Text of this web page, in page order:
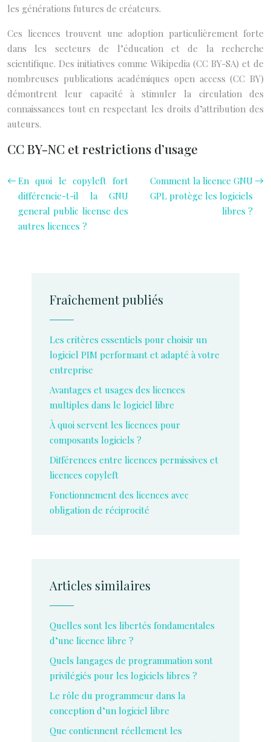
les générations futures de créateurs.
Ces licences trouvent une adoption particulièrement forte
dans les secteurs de l’éducation et de la recherche
scientifique. Des initiatives comme Wikipedia (CC BY-SA) et de
nombreuses publications académiques open access (CC BY)
démontrent leur capacité à stimuler la circulation des
connaissances tout en respectant les droits d’attribution des
auteurs.
CC BY-NC et restrictions d’usage
En quoi le copyleft fort
différencie-t-il la GNU
general public license des
autres licences ?
Comment la licence GNU
GPL protège les logiciels
libres ?
Fraîchement publiés
Les critères essentiels pour choisir un
logiciel PIM performant et adapté à votre
entreprise
Avantages et usages des licences
multiples dans le logiciel libre
À quoi servent les licences pour
composants logiciels ?
Différences entre licences permissives et
licences copyleft
Fonctionnement des licences avec
obligation de réciprocité
Articles similaires
Quelles sont les libertés fondamentales
d’une licence libre ?
Quels langages de programmation sont
privilégiés pour les logiciels libres ?
Le rôle du programmeur dans la
conception d’un logiciel libre
Que contiennent réellement les